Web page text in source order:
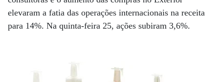
elevaram a fatia das operações internacionais na receita
para 14%. Na quinta-feira 25, ações subiram 3,6%.